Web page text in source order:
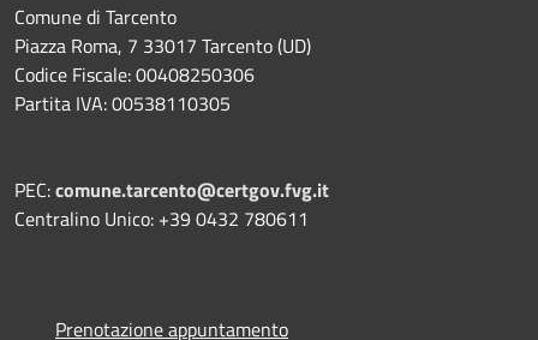
Comune di Tarcento
Piazza Roma, 7 33017 Tarcento (UD)
Codice Fiscale: 00408250306
Partita IVA: 00538110305
PEC:comune.tarcento@certgov.fvg.it
Centralino Unico: +39 0432 780611
Prenotazione appuntamento